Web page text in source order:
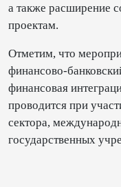
а также расширение
проектам.
Отметим, что
финансово-
финансовая
проводится при
сектора,
государственных